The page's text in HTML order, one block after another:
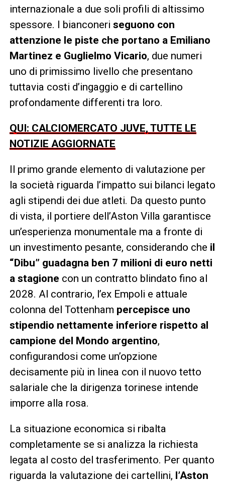
internazionale a due soli profili di altissimo
spessore. I bianconeri seguono con
attenzione le piste che portano a Emiliano
Martinez e Guglielmo Vicario, due numeri
uno di primissimo livello che presentano
tuttavia costi d’ingaggio e di cartellino
profondamente differenti tra loro.
QUI: CALCIOMERCATO JUVE, TUTTE LE
NOTIZIE AGGIORNATE
Il primo grande elemento di valutazione per
la società riguarda l’impatto sui bilanci legato
agli stipendi dei due atleti. Da questo punto
di vista, il portiere dell’Aston Villa garantisce
un’esperienza monumentale ma a fronte di
un investimento pesante, considerando che il
“Dibu” guadagna ben 7 milioni di euro netti
a stagione con un contratto blindato fino al
2028. Al contrario, l’ex Empoli e attuale
colonna del Tottenham percepisce uno
stipendio nettamente inferiore rispetto al
campione del Mondo argentino,
configurandosi come un’opzione
decisamente più in linea con il nuovo tetto
salariale che la dirigenza torinese intende
imporre alla rosa.
La situazione economica si ribalta
completamente se si analizza la richiesta
legata al costo del trasferimento. Per quanto
riguarda la valutazione dei cartellini, l’Aston